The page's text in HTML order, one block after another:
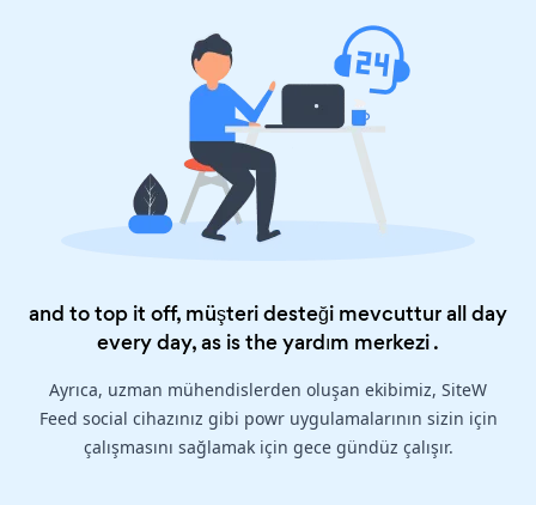
and to top it off, müşteri desteği mevcuttur all day
every day, as is theyardım merkezi.
Ayrıca, uzman mühendislerden oluşan ekibimiz, SiteW
Feed social cihazınız gibi powr uygulamalarının sizin için
çalışmasını sağlamak için gece gündüz çalışır.